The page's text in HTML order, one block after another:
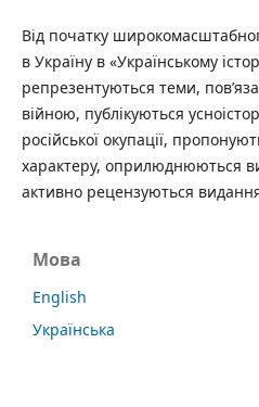
Від початку
в Україну в «Українському
репрезентуються теми,
війною, публікуються
російської окупації,
характеру, оприлюднюються
активно рецензуються
Мова
English
Українська